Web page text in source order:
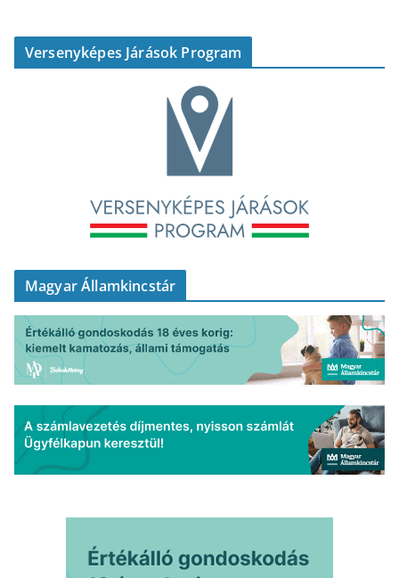
Versenyképes Járások Program
Magyar Államkincstár